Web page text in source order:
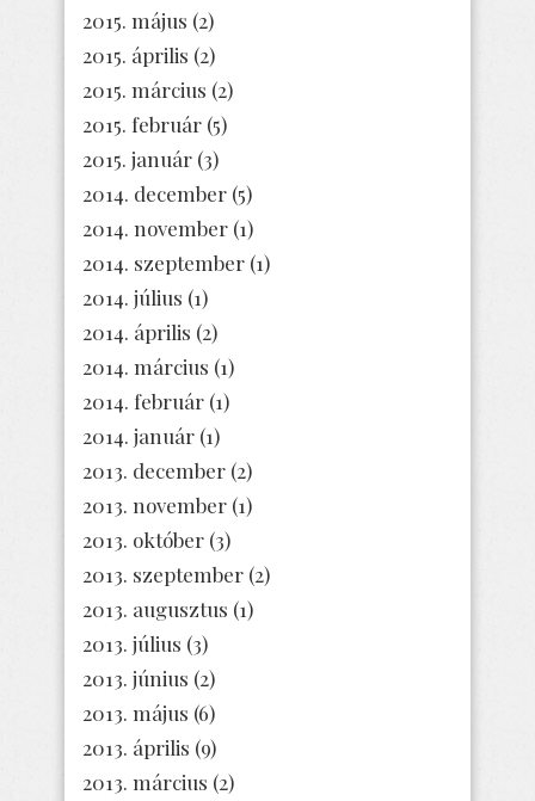
2015. május (2)
2015. április (2)
2015. március (2)
2015. február (5)
2015. január (3)
2014. december (5)
2014. november (1)
2014. szeptember (1)
2014. július (1)
2014. április (2)
2014. március (1)
2014. február (1)
2014. január (1)
2013. december (2)
2013. november (1)
2013. október (3)
2013. szeptember (2)
2013. augusztus (1)
2013. július (3)
2013. június (2)
2013. május (6)
2013. április (9)
2013. március (2)